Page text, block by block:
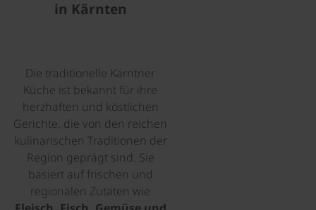
in Kärnten
Die traditionelle Kärntner
Küche ist bekannt für ihre
herzhaften und köstlichen
Gerichte, die von den reichen
kulinarischen Traditionen der
Region geprägt sind. Sie
basiert auf frischen und
regionalen Zutaten wie